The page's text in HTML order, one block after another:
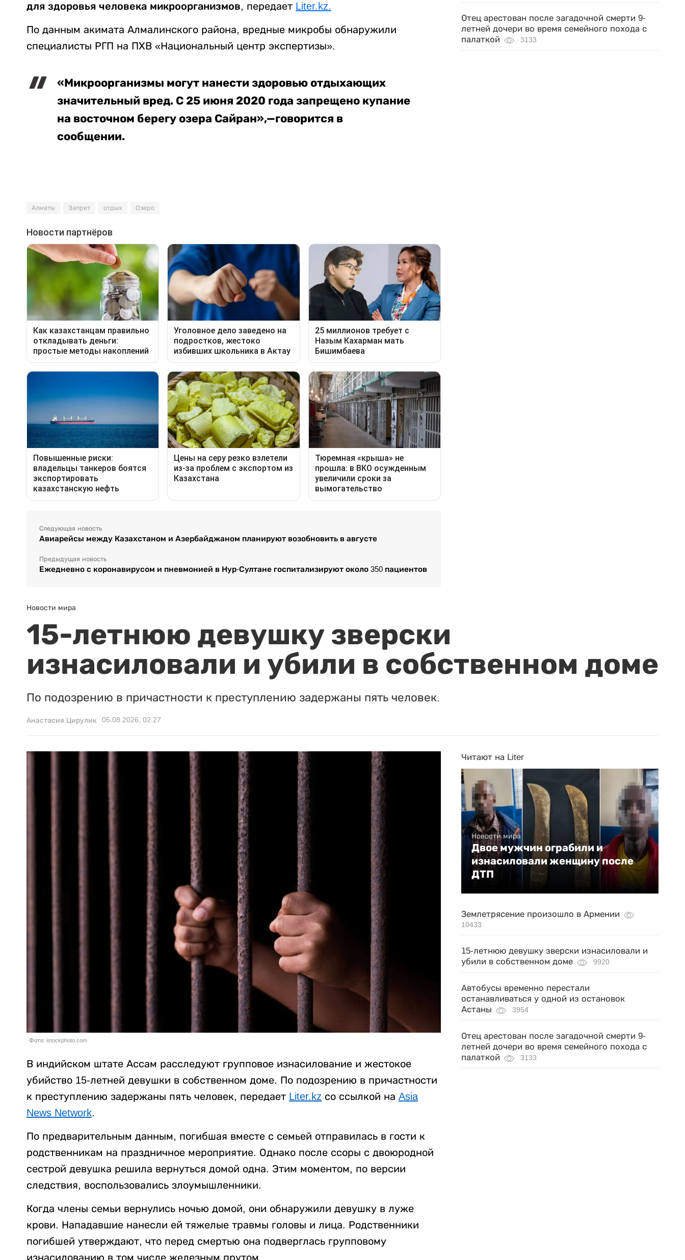
для здоровья человека микроорганизмов, передает Liter.kz.
По данным акимата Алмалинского района, вредные микробы обнаружили
специалисты РГП на ПХВ «Национальный центр экспертизы».
«Микроорганизмы могут нанести здоровью отдыхающих
значительный вред. С 25 июня 2020 года запрещено купание
на восточном берегу озера Сайран»,—говорится в
сообщении.
Алматы Запрет отдых Озеро
Следующая новость
Авиарейсы между Казахстаном и Азербайджаном планируют возобновить в августе
Предыдущая новость
Ежедневно с коронавирусом и пневмонией в Нур-Султане госпитализируют около 350 пациентов
Отец арестован после загадочной смерти 9-
летней дочери во время семейного похода с
палаткой
3133
Новости мира
15-летнюю девушку зверски
изнасиловали и убили в собственном доме
По подозрению в причастности к преступлению задержаны пять человек.
Анастасия Цирулик 05.08.2026, 02:27
Фото: istockphoto.com
В индийском штате Ассам расследуют групповое изнасилование и жестокое
убийство 15-летней девушки в собственном доме. По подозрению в причастности
к преступлению задержаны пять человек, передает Liter.kz со ссылкой на Asia
News Network.
По предварительным данным, погибшая вместе с семьей отправилась в гости к
родственникам на праздничное мероприятие. Однако после ссоры с двоюродной
сестрой девушка решила вернуться домой одна. Этим моментом, по версии
следствия, воспользовались злоумышленники.
Когда члены семьи вернулись ночью домой, они обнаружили девушку в луже
крови. Нападавшие нанесли ей тяжелые травмы головы и лица. Родственники
погибшей утверждают, что перед смертью она подверглась групповому
изнасилованию в том числе железным прутом.
Читают на Liter
Новости мира
Двое мужчин ограбили и
изнасиловали женщину после
ДТП
Землетрясение произошло в Армении
10433
15-летнюю девушку зверски изнасиловали и
убили в собственном доме
9920
Автобусы временно перестали
останавливаться у одной из остановок
Астаны
3954
Отец арестован после загадочной смерти 9-
летней дочери во время семейного похода с
палаткой
3133